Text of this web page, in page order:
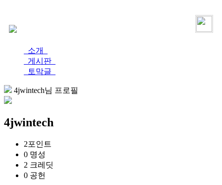
소개
게시판
토막글
4jwintech님 프로필
4jwintech
2포인트
0 명성
2 크레딧
0 공헌